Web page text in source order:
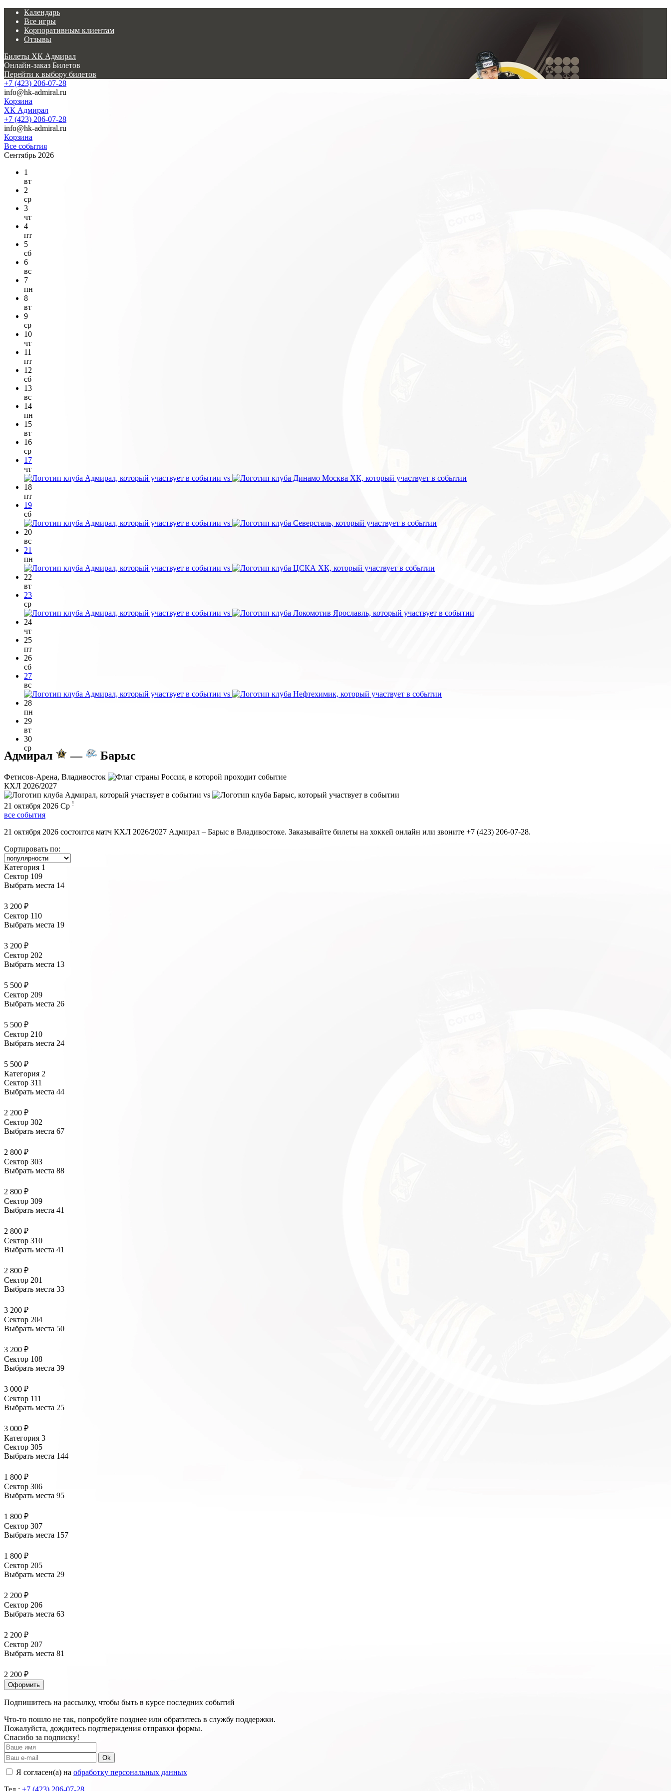
Календарь
Все игры
Корпоративным клиентам
Отзывы
Билеты ХК Адмирал
Онлайн-заказ Билетов
Перейти к выбору билетов
+7 (423) 206-07-28
info@hk-admiral.ru
Корзина
ХК Адмирал
+7 (423) 206-07-28
info@hk-admiral.ru
Корзина
Все события
Сентябрь 2026
1
вт
2
ср
3
чт
4
пт
5
сб
6
вс
7
пн
8
вт
9
ср
10
чт
11
пт
12
сб
13
вс
14
пн
15
вт
16
ср
17
чт
vs
18
пт
19
сб
vs
20
вс
21
пн
vs
22
вт
23
ср
vs
24
чт
25
пт
26
сб
27
вс
vs
28
пн
29
вт
30
ср
Адмирал — Барыс
Фетисов-Арена, Владивосток
КХЛ 2026/2027
vs
21 октября 2026 Ср !
все события
21 октября 2026 состоится матч КХЛ 2026/2027 Адмирал – Барыс в Владивостоке. Заказывайте билеты на хоккей онлайн или звоните +7 (423) 206-07-28.
Сортировать по:
Категория 1
Сектор 109
Выбрать места 14
3 200 ₽
Сектор 110
Выбрать места 19
3 200 ₽
Сектор 202
Выбрать места 13
5 500 ₽
Сектор 209
Выбрать места 26
5 500 ₽
Сектор 210
Выбрать места 24
5 500 ₽
Категория 2
Сектор 311
Выбрать места 44
2 200 ₽
Сектор 302
Выбрать места 67
2 800 ₽
Сектор 303
Выбрать места 88
2 800 ₽
Сектор 309
Выбрать места 41
2 800 ₽
Сектор 310
Выбрать места 41
2 800 ₽
Сектор 201
Выбрать места 33
3 200 ₽
Сектор 204
Выбрать места 50
3 200 ₽
Сектор 108
Выбрать места 39
3 000 ₽
Сектор 111
Выбрать места 25
3 000 ₽
Категория 3
Сектор 305
Выбрать места 144
1 800 ₽
Сектор 306
Выбрать места 95
1 800 ₽
Сектор 307
Выбрать места 157
1 800 ₽
Сектор 205
Выбрать места 29
2 200 ₽
Сектор 206
Выбрать места 63
2 200 ₽
Сектор 207
Выбрать места 81
2 200 ₽
Оформить
Подпишитесь на рассылку, чтобы быть в курсе последних событий
Что-то пошло не так, попробуйте позднее или обратитесь в службу поддержки.
Пожалуйста, дождитесь подтверждения отправки формы.
Спасибо за подписку!
Ok
Я согласен(а) на обработку персональных данных